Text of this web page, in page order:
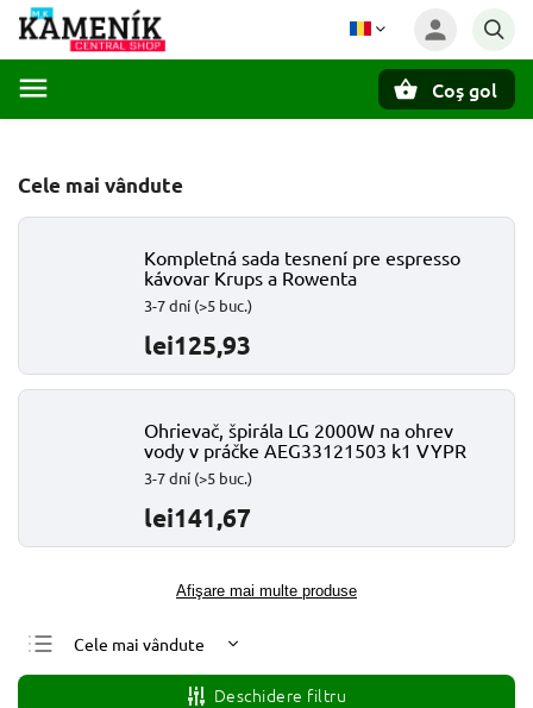
Coş gol
Cele mai vândute
Kompletná sada tesnení pre espresso
kávovar Krups a Rowenta
3-7 dní (>5 buc.)
lei125,93
Ohrievač, špirála LG 2000W na ohrev
vody v práčke AEG33121503 k1 VYPR
3-7 dní (>5 buc.)
lei141,67
Afişare mai multe produse
Cele mai vândute
Cele mai ieftine
Deschidere filtru